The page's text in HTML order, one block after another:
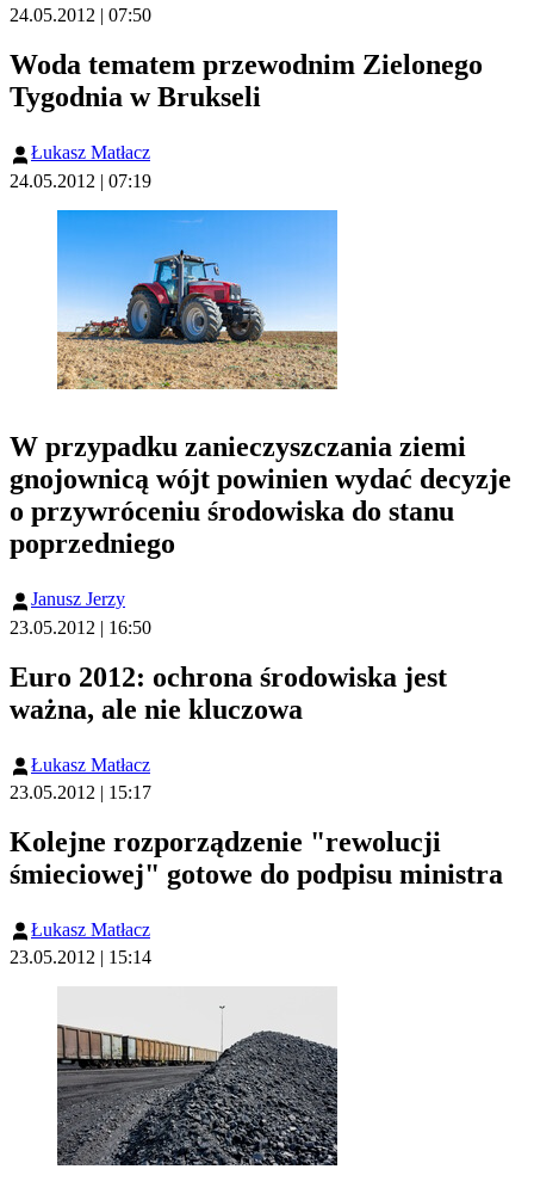
24.05.2012 | 07:50
Woda tematem przewodnim Zielonego
Tygodnia w Brukseli
Łukasz Matłacz
24.05.2012 | 07:19
W przypadku zanieczyszczania ziemi
gnojownicą wójt powinien wydać decyzje
o przywróceniu środowiska do stanu
poprzedniego
Janusz Jerzy
23.05.2012 | 16:50
Euro 2012: ochrona środowiska jest
ważna, ale nie kluczowa
Łukasz Matłacz
23.05.2012 | 15:17
Kolejne rozporządzenie "rewolucji
śmieciowej" gotowe do podpisu ministra
Łukasz Matłacz
23.05.2012 | 15:14